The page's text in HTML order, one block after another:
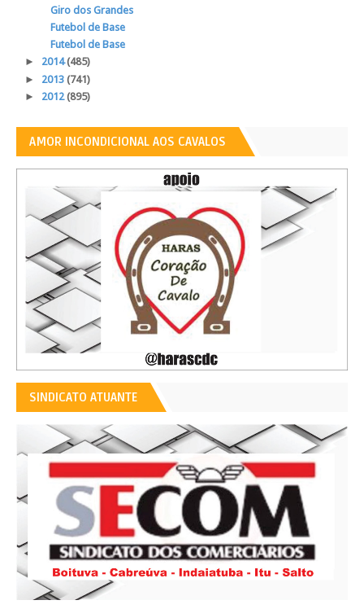
Giro dos Grandes
Futebol de Base
Futebol de Base
► 2014(485)
► 2013 (741)
► 2012(895)
AMOR INCONDICIONAL AOS CAVALOS
SINDICATO ATUANTE